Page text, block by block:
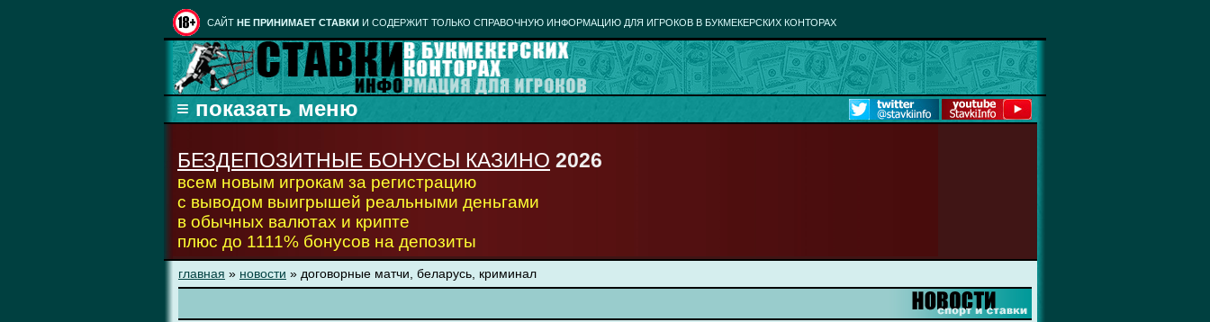
CАЙТ НЕ ПРИНИМАЕТ СТАВКИ И СОДЕРЖИТ ТОЛЬКО СПРАВОЧНУЮ ИНФОРМАЦИЮ ДЛЯ ИГРОКОВ В БУКМЕКЕРСКИХ КОНТОРАХ
БЕЗДЕПОЗИТНЫЕ БОНУСЫ КАЗИНО 2026
всем новым игрокам за регистрацию
с выводом выигрышей реальными деньгами
в обычных валютах и крипте
плюс до 1111% бонусов на депозиты
главная » новости » договорные матчи, беларусь, криминал